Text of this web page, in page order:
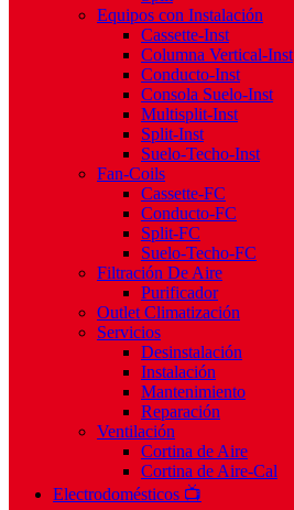
Equipos con Instalación
Cassette-Inst
Columna Vertical-Inst
Conducto-Inst
Consola Suelo-Inst
Multisplit-Inst
Split-Inst
Suelo-Techo-Inst
Fan-Coils
Cassette-FC
Conducto-FC
Split-FC
Suelo-Techo-FC
Filtración De Aire
Purificador
Outlet Climatización
Servicios
Desinstalación
Instalación
Mantenimiento
Reparación
Ventilación
Cortina de Aire
Cortina de Aire-Cal
Electrodomésticos 📺